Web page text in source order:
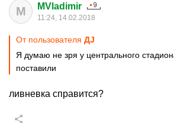
M MVladimir
11:24, 14.02.2018
От пользователя ДJ
Я думаю не зря у центрального
поставили
ливневка справится?